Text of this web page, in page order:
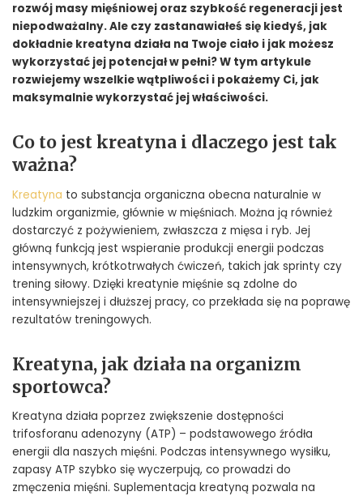
rozwój masy mięśniowej oraz szybkość regeneracji jest
niepodważalny. Ale czy zastanawiałeś się kiedyś, jak
dokładnie kreatyna działa na Twoje ciało i jak możesz
wykorzystać jej potencjał w pełni? W tym artykule
rozwiejemy wszelkie wątpliwości i pokażemy Ci, jak
maksymalnie wykorzystać jej właściwości.
Co to jest kreatyna i dlaczego jest tak
ważna?
Kreatyna to substancja organiczna obecna naturalnie w
ludzkim organizmie, głównie w mięśniach. Można ją również
dostarczyć z pożywieniem, zwłaszcza z mięsa i ryb. Jej
główną funkcją jest wspieranie produkcji energii podczas
intensywnych, krótkotrwałych ćwiczeń, takich jak sprinty czy
trening siłowy. Dzięki kreatynie mięśnie są zdolne do
intensywniejszej i dłuższej pracy, co przekłada się na poprawę
rezultatów treningowych.
Kreatyna, jak działa na organizm
sportowca?
Kreatyna działa poprzez zwiększenie dostępności
trifosforanu adenozyny (ATP) – podstawowego źródła
energii dla naszych mięśni. Podczas intensywnego wysiłku,
zapasy ATP szybko się wyczerpują, co prowadzi do
zmęczenia mięśni. Suplementacja kreatyną pozwala na